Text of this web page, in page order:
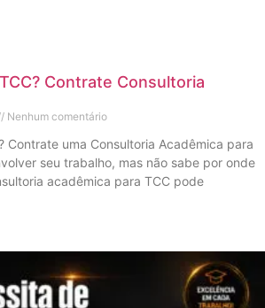
Contrate Consultoria
Nenhum comentário
Contrate uma Consultoria Acadêmica para
seu trabalho, mas não sabe por onde
acadêmica para TCC pode